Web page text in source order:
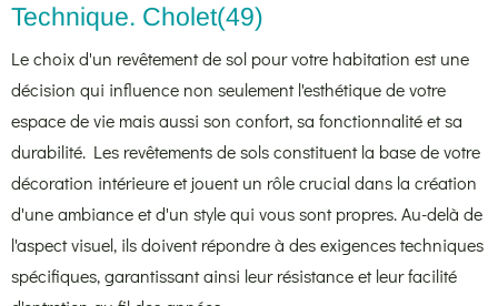
Technique. Cholet(49)
Le choix d'un revêtement de sol pour votre habitation est une
décision qui influence non seulement l'esthétique de votre
espace de vie mais aussi son confort, sa fonctionnalité et sa
durabilité. Les revêtements de sols constituent la base de votre
décoration intérieure et jouent un rôle crucial dans la création
d'une ambiance et d'un style qui vous sont propres. Au-delà de
l'aspect visuel, ils doivent répondre à des exigences techniques
spécifiques, garantissant ainsi leur résistance et leur facilité